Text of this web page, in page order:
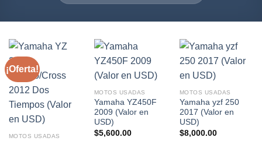
¡Oferta!
MOTOS USADAS
MOTOS USADAS
Yamaha YZ450F
2009 (Valor en
USD)
$5,600.00
MOTOS USADAS
Yamaha yzf 250
2017 (Valor en
USD)
$8,000.00